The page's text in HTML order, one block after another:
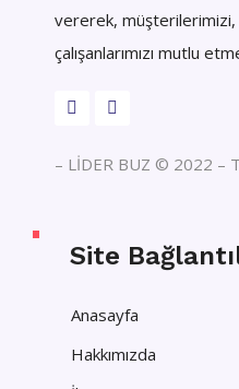
vererek,
çalışanlarımızı mutlu
– LİDER BUZ © 2022 –
Site
Anasayfa
Hakkımızda